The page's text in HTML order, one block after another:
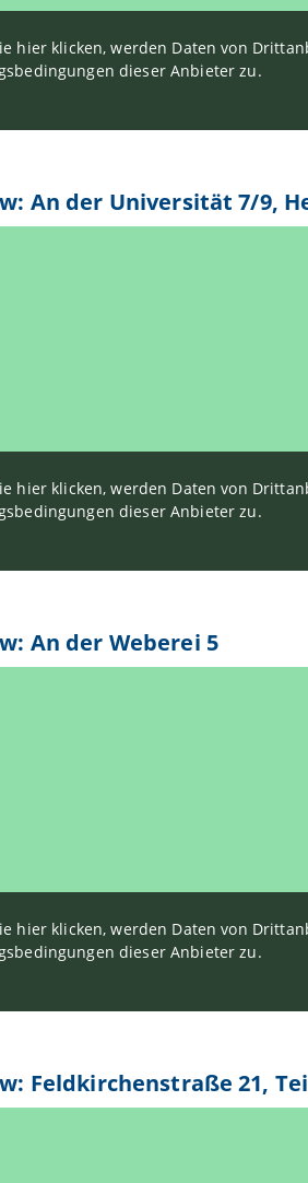
hier klicken, werden Daten von
dieser Anbieter zu.
An der Universität 7/9,
hier klicken, werden Daten von
dieser Anbieter zu.
An der Weberei 5
hier klicken, werden Daten von
dieser Anbieter zu.
Feldkirchenstraße 21,